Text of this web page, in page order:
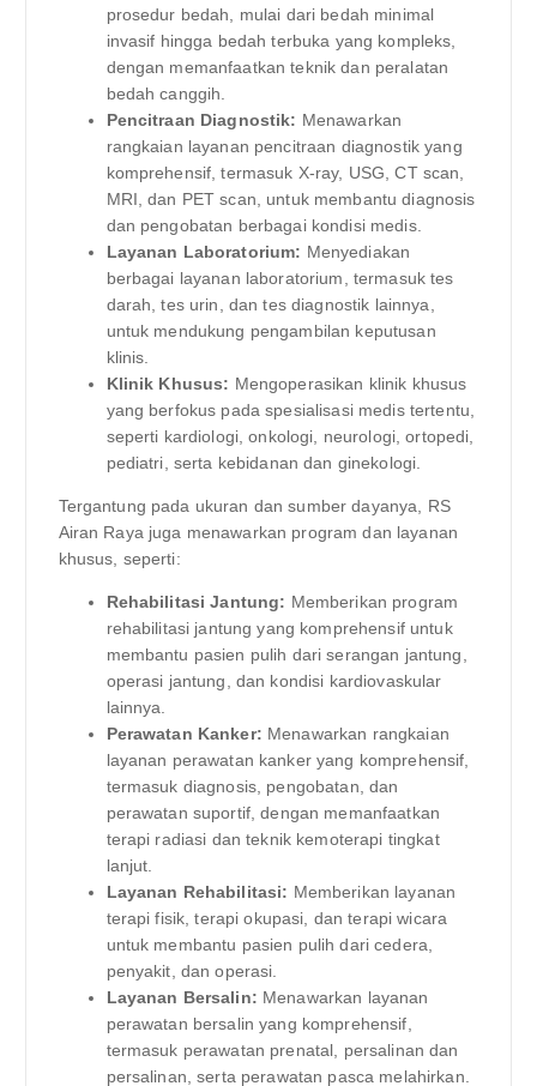
prosedur bedah, mulai dari bedah minimal
invasif hingga bedah terbuka yang kompleks,
dengan memanfaatkan teknik dan peralatan
bedah canggih.
Pencitraan Diagnostik: Menawarkan
rangkaian layanan pencitraan diagnostik yang
komprehensif, termasuk X-ray, USG, CT scan,
MRI, dan PET scan, untuk membantu diagnosis
dan pengobatan berbagai kondisi medis.
Layanan Laboratorium: Menyediakan
berbagai layanan laboratorium, termasuk tes
darah, tes urin, dan tes diagnostik lainnya,
untuk mendukung pengambilan keputusan
klinis.
Klinik Khusus: Mengoperasikan klinik khusus
yang berfokus pada spesialisasi medis tertentu,
seperti kardiologi, onkologi, neurologi, ortopedi,
pediatri, serta kebidanan dan ginekologi.
Tergantung pada ukuran dan sumber dayanya, RS
Airan Raya juga menawarkan program dan layanan
khusus, seperti:
Rehabilitasi Jantung: Memberikan program
rehabilitasi jantung yang komprehensif untuk
membantu pasien pulih dari serangan jantung,
operasi jantung, dan kondisi kardiovaskular
lainnya.
Perawatan Kanker: Menawarkan rangkaian
layanan perawatan kanker yang komprehensif,
termasuk diagnosis, pengobatan, dan
perawatan suportif, dengan memanfaatkan
terapi radiasi dan teknik kemoterapi tingkat
lanjut.
Layanan Rehabilitasi: Memberikan layanan
terapi fisik, terapi okupasi, dan terapi wicara
untuk membantu pasien pulih dari cedera,
penyakit, dan operasi.
Layanan Bersalin: Menawarkan layanan
perawatan bersalin yang komprehensif,
termasuk perawatan prenatal, persalinan dan
persalinan, serta perawatan pasca melahirkan.